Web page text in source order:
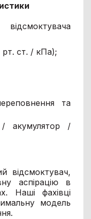
ст. / кПа);
та
акумулятор /
відсмоктувач,
аспірацію в
Наші фахівці
модель